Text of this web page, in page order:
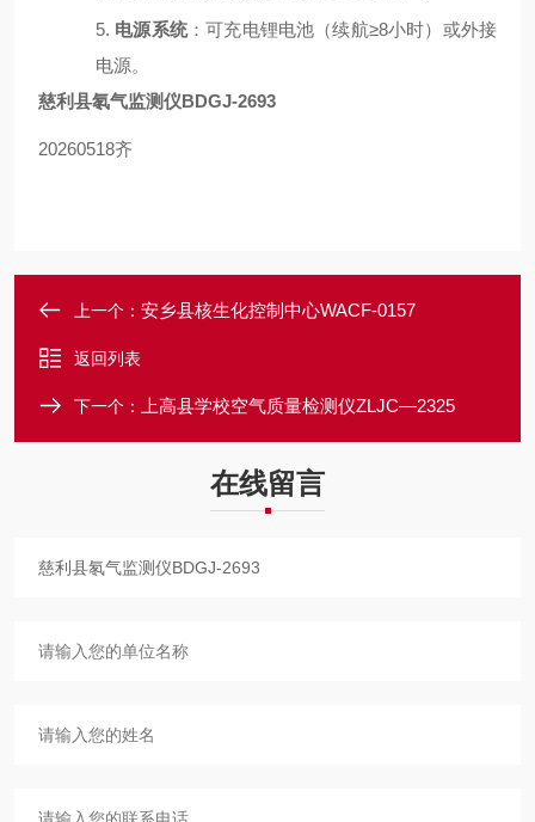
5. 电源系统：可充电锂电池（续航≥8小时）或外接
电源。
慈利县氡气监测仪BDGJ-2693
20260518齐
上一个： 安乡县核生化控制中心WACF-0157
返回列表
下一个： 上高县学校空气质量检测仪ZLJC—2325
在线留言